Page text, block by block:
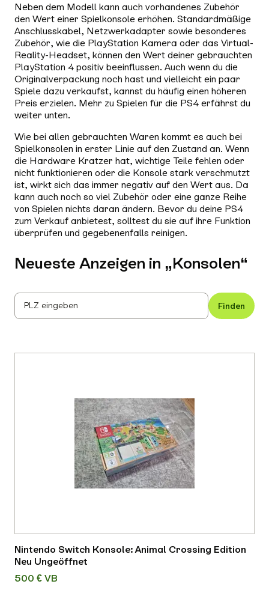
Neben dem Modell kann auch vorhandenes Zubehör
den Wert einer Spielkonsole erhöhen. Standardmäßige
Anschlusskabel, Netzwerkadapter sowie besonderes
Zubehör, wie die PlayStation Kamera oder das Virtual-
Reality-Headset, können den Wert deiner gebrauchten
PlayStation 4 positiv beeinflussen. Auch wenn du die
Originalverpackung noch hast und vielleicht ein paar
Spiele dazu verkaufst, kannst du häufig einen höheren
Preis erzielen. Mehr zu Spielen für die PS4 erfährst du
weiter unten.
Wie bei allen gebrauchten Waren kommt es auch bei
Spielkonsolen in erster Linie auf den Zustand an. Wenn
die Hardware Kratzer hat, wichtige Teile fehlen oder
nicht funktionieren oder die Konsole stark verschmutzt
ist, wirkt sich das immer negativ auf den Wert aus. Da
kann auch noch so viel Zubehör oder eine ganze Reihe
von Spielen nichts daran ändern. Bevor du deine PS4
zum Verkauf anbietest, solltest du sie auf ihre Funktion
überprüfen und gegebenenfalls reinigen.
Neueste Anzeigen in „Konsolen“
PLZ eingeben Finden
Nintendo Switch Konsole: Animal Crossing Edition
Neu Ungeöffnet
500 € VB